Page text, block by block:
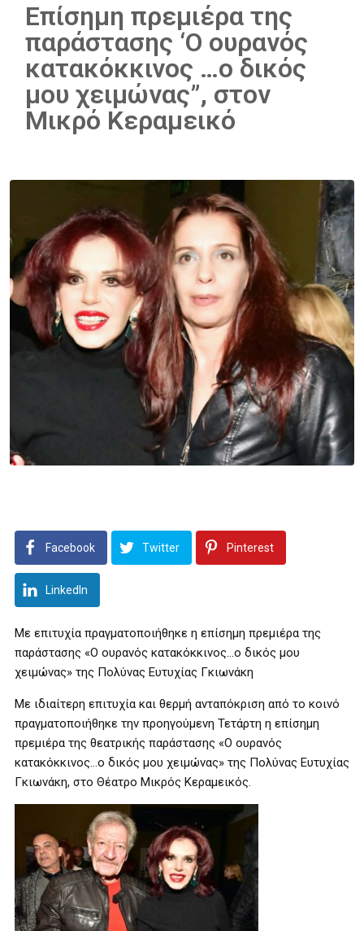
Επίσημη πρεμιέρα της
παράστασης ‘Ο ουρανός
κατακόκκινος …ο δικός
μου χειμώνας”, στον
Μικρό Κεραμεικό
Facebook Twitter Pinterest
LinkedIn
Με επιτυχία πραγματοποιήθηκε η επίσημη πρεμιέρα της
παράστασης «Ο ουρανός κατακόκκινος…ο δικός μου
χειμώνας» της Πολύνας Ευτυχίας Γκιωνάκη
Με ιδιαίτερη επιτυχία και θερμή ανταπόκριση από το κοινό
πραγματοποιήθηκε την προηγούμενη Τετάρτη η επίσημη
πρεμιέρα της θεατρικής παράστασης «Ο ουρανός
κατακόκκινος…ο δικός μου χειμώνας» της Πολύνας Ευτυχίας
Γκιωνάκη, στο Θέατρο Μικρός Κεραμεικός.